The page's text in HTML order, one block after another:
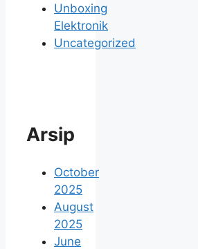
Unboxing
Elektronik
Uncategorized
Arsip
October
2025
August
2025
June